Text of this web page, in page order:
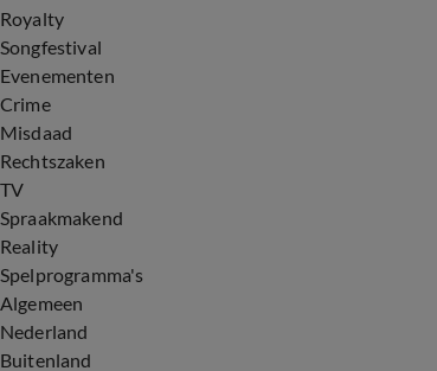
Royalty
Songfestival
Evenementen
Crime
Misdaad
Rechtszaken
TV
Spraakmakend
Reality
Spelprogramma's
Algemeen
Nederland
Buitenland